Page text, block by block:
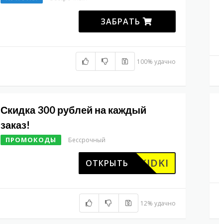
ЗАБРАТЬ
100% удачно
Скидка 300 рублей на каждый
заказ!
ПРОМОКОДЫ Бессрочный
00SKIDKI
ОТКРЫТЬ
12% удачно